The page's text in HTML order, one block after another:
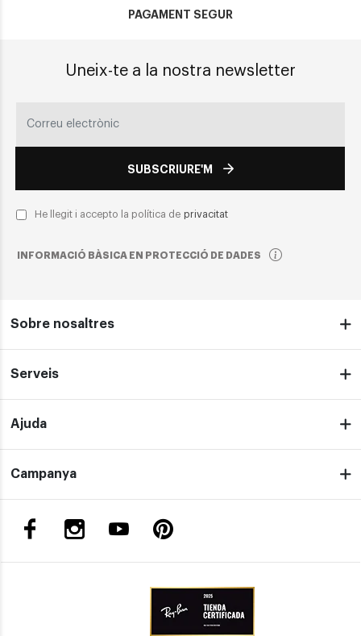
PAGAMENT SEGUR
Uneix-te a la nostra newsletter
SUBSCRIURE'M
He llegit i accepto la política de privacitat
INFORMACIÓ BÀSICA EN PROTECCIÓ DE DADES
Sobre nosaltres
Serveis
Ajuda
Campanya